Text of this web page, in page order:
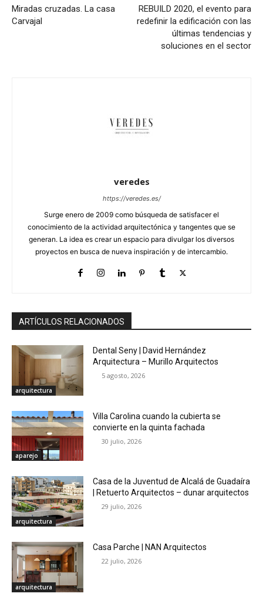
Miradas cruzadas. La casa
Carvajal
REBUILD 2020, el evento para
redefinir la edificación con las
últimas tendencias y
soluciones en el sector
veredes
https://veredes.es/
Surge enero de 2009 como búsqueda de satisfacer el
conocimiento de la actividad arquitectónica y tangentes que se
generan. La idea es crear un espacio para divulgar los diversos
proyectos en busca de nueva inspiración y de intercambio.
ARTÍCULOS RELACIONADOS
arquitectura
Dental Seny | David Hernández
Arquitectura – Murillo Arquitectos
5 agosto, 2026
aparejo
Villa Carolina cuando la cubierta se
convierte en la quinta fachada
30 julio, 2026
arquitectura
Casa de la Juventud de Alcalá de Guadaíra
| Retuerto Arquitectos – dunar arquitectos
29 julio, 2026
arquitectura
Casa Parche | NAN Arquitectos
22 julio, 2026